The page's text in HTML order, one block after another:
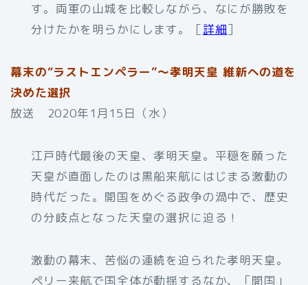
す。両軍の山城を比較しながら、なにが勝敗を
分けたかを明らかにします。［詳細］
幕末の“ラストエンペラー”～孝明天皇 維新への道を
決めた選択
放送 2020年1月15日（水）
江戸時代最後の天皇、孝明天皇。平穏を願った
天皇が直面したのは黒船来航にはじまる激動の
時代だった。開国をめぐる政争の渦中で、歴史
の分岐点となった天皇の選択に迫る！
激動の幕末、苦悩の連続を迫られた孝明天皇。
ペリー来航で国全体が動揺するなか、「開国」